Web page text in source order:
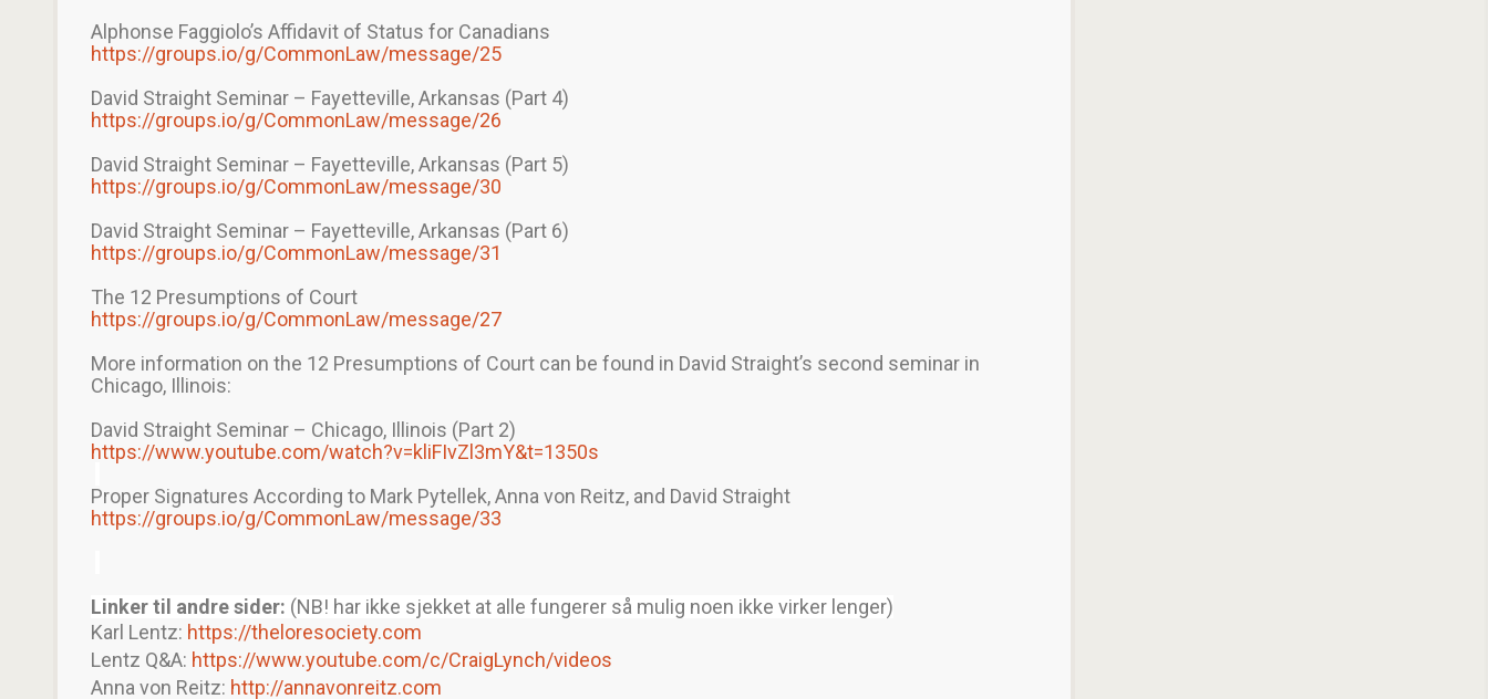
Alphonse Faggiolo’s Affidavit of Status for Canadians
https://groups.io/g/CommonLaw/message/25
David Straight Seminar – Fayetteville, Arkansas (Part 4)
https://groups.io/g/CommonLaw/message/26
David Straight Seminar – Fayetteville, Arkansas (Part 5)
https://groups.io/g/CommonLaw/message/30
David Straight Seminar – Fayetteville, Arkansas (Part 6)
https://groups.io/g/CommonLaw/message/31
The 12 Presumptions of Court
https://groups.io/g/CommonLaw/message/27
More information on the 12 Presumptions of Court can be found in David Straight’s second seminar in
Chicago, Illinois:
David Straight Seminar – Chicago, Illinois (Part 2)
https://www.youtube.com/watch?v=kliFIvZl3mY&t=1350s
Proper Signatures According to Mark Pytellek, Anna von Reitz, and David Straight
https://groups.io/g/CommonLaw/message/33
Linker til andre sider: (NB! har ikke sjekket at alle fungerer så mulig noen ikke virker lenger)
Karl Lentz: https://theloresociety.com
Lentz Q&A: https://www.youtube.com/c/CraigLynch/videos
Anna von Reitz: http://annavonreitz.com